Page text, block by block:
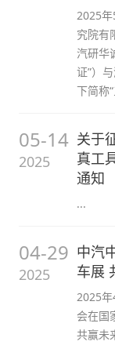
2025
究院有
汽研华
证”）
下简称
05-14
2025
关于
真工
通知
...
04-29
2025
中汽
车展
2025
会在国
共赢未